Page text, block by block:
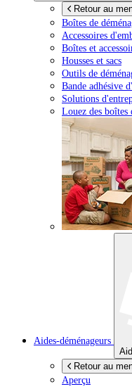
Retour au
Boîtes de
Accessoires
Boîtes et
Housses et sacs
Outils de
Bande adhésive
Solutions
Louez des boîtes
Aides-déménageurs
Retour au
Aperçu